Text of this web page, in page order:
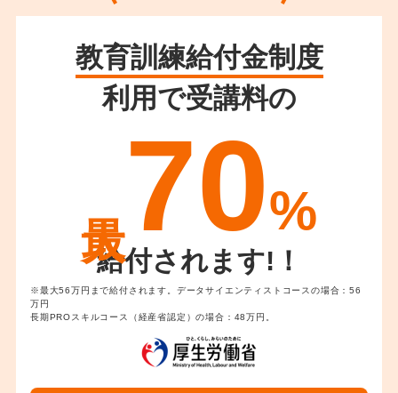
教育訓練給付金制度
利用で受講料の
70%
給付されます!！
※最大56万円まで給付されます。データサイエンティストコースの場合：56
万円
長期PROスキルコース（経産省認定）の場合：48万円。